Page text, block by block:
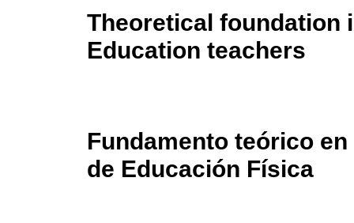
Theoretical foundation
Education teachers
Fundamento teórico
de Educación Física